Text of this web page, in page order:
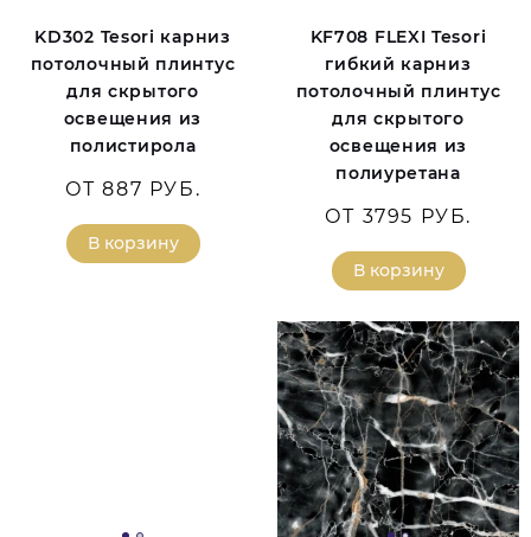
KD302 Tesori карниз
потолочный плинтус
для скрытого
освещения из
полистирола
ОТ 887 РУБ.
В корзину
KF708 FLEXI Tesori
гибкий карниз
потолочный плинтус
для скрытого
освещения из
полиуретана
ОТ 3795 РУБ.
В корзину